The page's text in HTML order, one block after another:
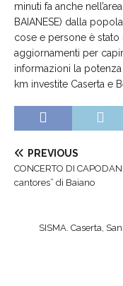
minuti fa anche
BAIANESE) dalla
cose e persone è stato
aggiornamenti per
informazioni la
km investite Caserta e
PREVIOUS
CONCERTO DI
cantores” di Baiano
SISMA. Caserta,